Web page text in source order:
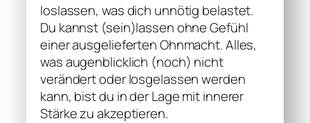
loslassen, was dich unnötig belastet.
Du kannst (sein)lassen ohne Gefühl
einer ausgelieferten Ohnmacht. Alles,
was augenblicklich (noch) nicht
verändert oder losgelassen werden
kann, bist du in der Lage mit innerer
Stärke zu akzeptieren.